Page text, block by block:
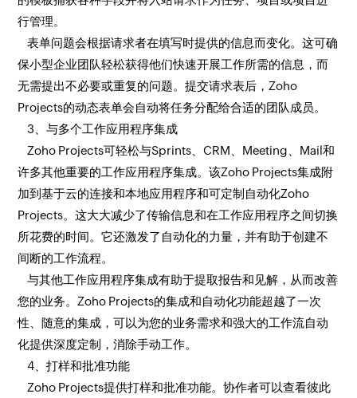
行管理。
表单问题会根据请求者在填写时提供的信息而变化。这可确
保小型企业团队轻松获得他们快速开展工作所需的信息，而
无需提出不必要或重复的问题。提交请求表后，Zoho
Projects的动态表单会自动将任务分配给合适的团队成员。
3、与多个工作应用程序集成
Zoho Projects可轻松与Sprints、CRM、Meeting、Mail和
许多其他重要的工作应用程序集成。该Zoho Projects集成附
加到基于云的连接和本地应用程序和可定制自动化Zoho
Projects。这大大减少了传输信息和在工作应用程序之间切换
所花费的时间。它还激发了自动化的力量，并有助于创建不
间断的工作流程。
与其他工作应用程序集成有助于提取报告和见解，从而改善
您的业务。Zoho Projects的集成和自动化功能超越了一次
性、随意的集成，可以为您的业务需求和强大的工作流自动
化提供深度定制，消除手动工作。
4、打样和批准功能
Zoho Projects提供打样和批准功能。协作者可以查看彼此